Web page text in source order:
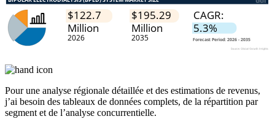
Pour une analyse régionale détaillée et des estimations de revenus,
j’ai besoin des tableaux de données complets, de la répartition par
segment et de l’analyse concurrentielle.